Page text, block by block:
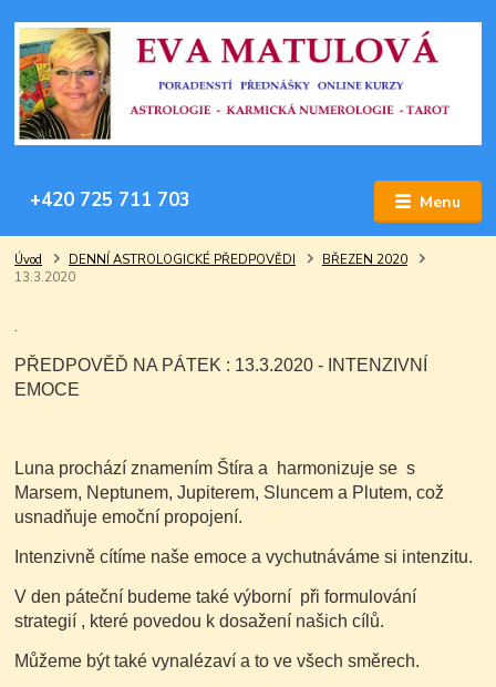
Menu
+420 725 711 703
Úvod DENNÍ ASTROLOGICKÉ PŘEDPOVĚDI
BŘEZEN 2020
13.3.2020
.
PŘEDPOVĚĎ NA PÁTEK : 13.3.2020 - INTENZIVNÍ
EMOCE
Luna prochází znamením Štíra a harmonizuje se s
Marsem, Neptunem, Jupiterem, Sluncem a Plutem, což
usnadňuje emoční propojení.
Intenzivně cítíme naše emoce a vychutnáváme si intenzitu.
V den páteční budeme také výborní při formulování
strategií , které povedou k dosažení našich cílů.
Můžeme být také vynalézaví a to ve všech směrech.